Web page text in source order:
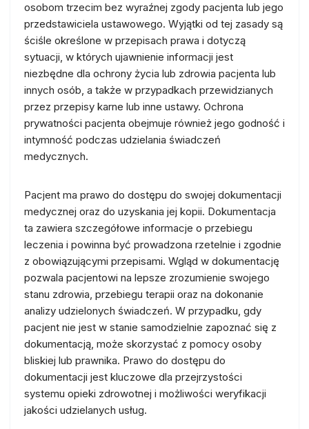
osobom trzecim bez wyraźnej zgody pacjenta lub jego
przedstawiciela ustawowego. Wyjątki od tej zasady są
ściśle określone w przepisach prawa i dotyczą
sytuacji, w których ujawnienie informacji jest
niezbędne dla ochrony życia lub zdrowia pacjenta lub
innych osób, a także w przypadkach przewidzianych
przez przepisy karne lub inne ustawy. Ochrona
prywatności pacjenta obejmuje również jego godność i
intymność podczas udzielania świadczeń
medycznych.
Pacjent ma prawo do dostępu do swojej dokumentacji
medycznej oraz do uzyskania jej kopii. Dokumentacja
ta zawiera szczegółowe informacje o przebiegu
leczenia i powinna być prowadzona rzetelnie i zgodnie
z obowiązującymi przepisami. Wgląd w dokumentację
pozwala pacjentowi na lepsze zrozumienie swojego
stanu zdrowia, przebiegu terapii oraz na dokonanie
analizy udzielonych świadczeń. W przypadku, gdy
pacjent nie jest w stanie samodzielnie zapoznać się z
dokumentacją, może skorzystać z pomocy osoby
bliskiej lub prawnika. Prawo do dostępu do
dokumentacji jest kluczowe dla przejrzystości
systemu opieki zdrowotnej i możliwości weryfikacji
jakości udzielanych usług.